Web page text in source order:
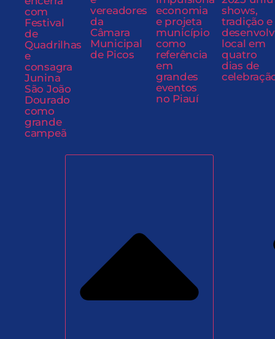
com
Festival
de
Quadrilhas
e
consagra
Junina
São João
Dourado
como
grande
campeã
vereadores
da
Câmara
Municipal
de Picos
economia
e projeta
município
como
referência
em
grandes
eventos
no Piauí
shows,
tradição e
local em
quatro
dias de